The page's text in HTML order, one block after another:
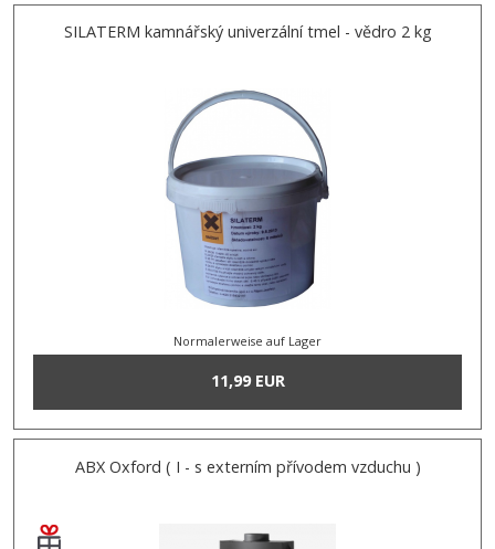
SILATERM kamnářský univerzální tmel - vědro 2 kg
Normalerweise auf Lager
11,99 EUR
ABX Oxford ( I - s externím přívodem vzduchu )